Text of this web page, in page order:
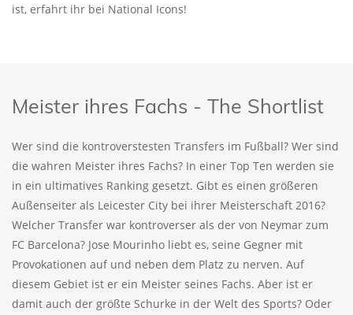
ist, erfahrt ihr bei National Icons!
Meister ihres Fachs - The Shortlist
Wer sind die kontroverstesten Transfers im Fußball? Wer sind
die wahren Meister ihres Fachs? In einer Top Ten werden sie
in ein ultimatives Ranking gesetzt. Gibt es einen größeren
Außenseiter als Leicester City bei ihrer Meisterschaft 2016?
Welcher Transfer war kontroverser als der von Neymar zum
FC Barcelona? Jose Mourinho liebt es, seine Gegner mit
Provokationen auf und neben dem Platz zu nerven. Auf
diesem Gebiet ist er ein Meister seines Fachs. Aber ist er
damit auch der größte Schurke in der Welt des Sports? Oder